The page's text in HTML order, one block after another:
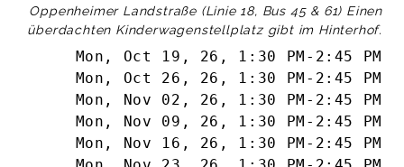
Oppenheimer Landstraße (Linie 18, Bus 45 & 61) Einen
überdachten Kinderwagenstellplatz gibt im Hinterhof.
Mon, Oct 19, 26 , 1:30 PM - 2:45 PM
Mon, Oct 26, 26 , 1:30 PM - 2:45 PM
Mon, Nov 02, 26 , 1:30 PM - 2:45 PM
Mon, Nov 09, 26 , 1:30 PM - 2:45 PM
Mon, Nov 16, 26 , 1:30 PM - 2:45 PM